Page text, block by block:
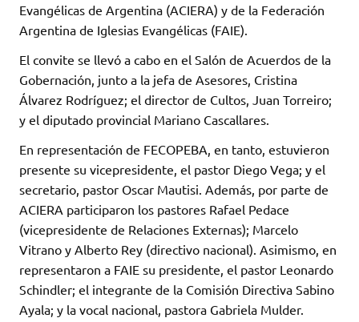
Evangélicas de Argentina (ACIERA) y de la Federación
Argentina de Iglesias Evangélicas (FAIE).
El convite se llevó a cabo en el Salón de Acuerdos de la
Gobernación, junto a la jefa de Asesores, Cristina
Álvarez Rodríguez; el director de Cultos, Juan Torreiro;
y el diputado provincial Mariano Cascallares.
En representación de FECOPEBA, en tanto, estuvieron
presente su vicepresidente, el pastor Diego Vega; y el
secretario, pastor Oscar Mautisi. Además, por parte de
ACIERA participaron los pastores Rafael Pedace
(vicepresidente de Relaciones Externas); Marcelo
Vitrano y Alberto Rey (directivo nacional). Asimismo, en
representaron a FAIE su presidente, el pastor Leonardo
Schindler; el integrante de la Comisión Directiva Sabino
Ayala; y la vocal nacional, pastora Gabriela Mulder.